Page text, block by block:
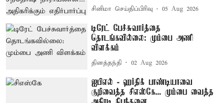
சினிமா செய்திப்பிரிவு 05 Aug 2026
டிரேட் பேச்சுவார்த்தை
தொடங்கவில்லை: மும்பை அணி
விளக்கம்
தினத்தந்தி 02 Aug 2026
ஐபிஎல் - ஹர்திக் பாண்டியாவை
குறிவைத்த சிஎஸ்கே... மும்பை வைத்த